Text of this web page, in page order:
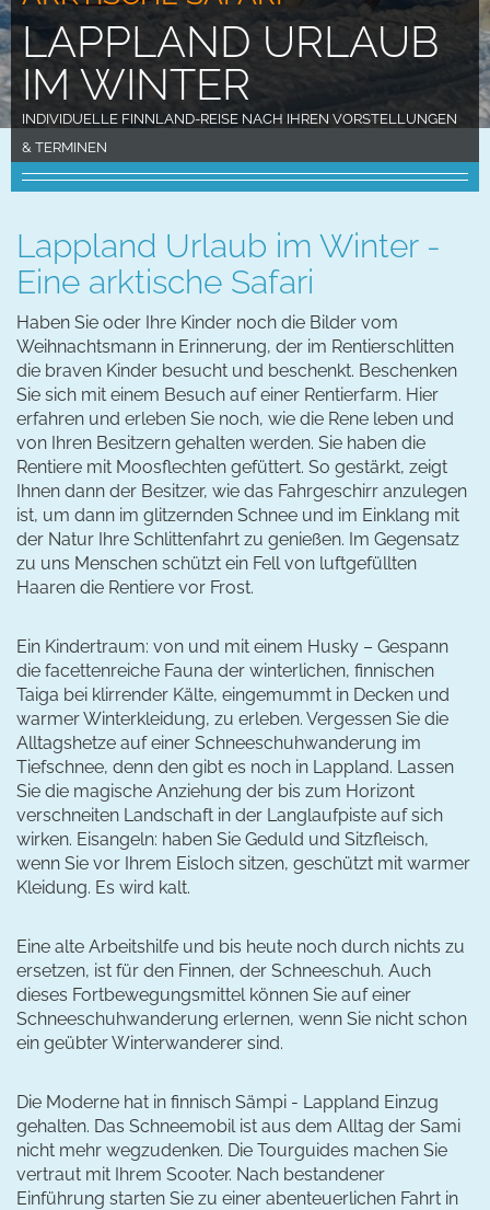
LAPPLAND URLAUB
IM WINTER
INDIVIDUELLE FINNLAND-REISE NACH IHREN VORSTELLUNGEN
& TERMINEN
Lappland Urlaub im Winter -
Eine arktische Safari
Haben Sie oder Ihre Kinder noch die Bilder vom
Weihnachtsmann in Erinnerung, der im Rentierschlitten
die braven Kinder besucht und beschenkt. Beschenken
Sie sich mit einem Besuch auf einer Rentierfarm. Hier
erfahren und erleben Sie noch, wie die Rene leben und
von Ihren Besitzern gehalten werden. Sie haben die
Rentiere mit Moosflechten gefüttert. So gestärkt, zeigt
Ihnen dann der Besitzer, wie das Fahrgeschirr anzulegen
ist, um dann im glitzernden Schnee und im Einklang mit
der Natur Ihre Schlittenfahrt zu genießen. Im Gegensatz
zu uns Menschen schützt ein Fell von luftgefüllten
Haaren die Rentiere vor Frost.
Ein Kindertraum: von und mit einem Husky – Gespann
die facettenreiche Fauna der winterlichen, finnischen
Taiga bei klirrender Kälte, eingemummt in Decken und
warmer Winterkleidung, zu erleben. Vergessen Sie die
Alltagshetze auf einer Schneeschuhwanderung im
Tiefschnee, denn den gibt es noch in Lappland. Lassen
Sie die magische Anziehung der bis zum Horizont
verschneiten Landschaft in der Langlaufpiste auf sich
wirken. Eisangeln: haben Sie Geduld und Sitzfleisch,
wenn Sie vor Ihrem Eisloch sitzen, geschützt mit warmer
Kleidung. Es wird kalt.
Eine alte Arbeitshilfe und bis heute noch durch nichts zu
ersetzen, ist für den Finnen, der Schneeschuh. Auch
dieses Fortbewegungsmittel können Sie auf einer
Schneeschuhwanderung erlernen, wenn Sie nicht schon
ein geübter Winterwanderer sind.
Die Moderne hat in finnisch Sämpi - Lappland Einzug
gehalten. Das Schneemobil ist aus dem Alltag der Sami
nicht mehr wegzudenken. Die Tourguides machen Sie
vertraut mit Ihrem Scooter. Nach bestandener
Einführung starten Sie zu einer abenteuerlichen Fahrt in